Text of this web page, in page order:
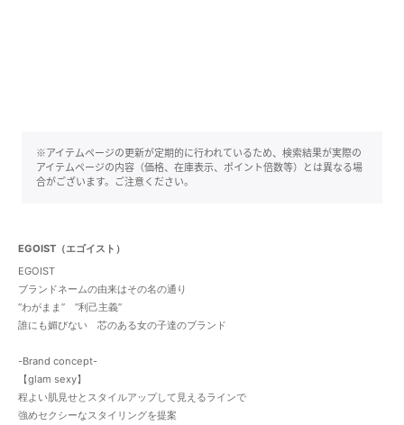
※アイテムページの更新が定期的に行われているため、検索結果が実際の
アイテムページの内容（価格、在庫表示、ポイント倍数等）とは異なる場
合がございます。ご注意ください。
EGOIST（エゴイスト）
EGOIST
ブランドネームの由来はその名の通り
“わがまま” “利己主義”
誰にも媚びない 芯のある女の子達のブランド
-Brand concept-
【glam sexy】
程よい肌見せとスタイルアップして見えるラインで
強めセクシーなスタイリングを提案